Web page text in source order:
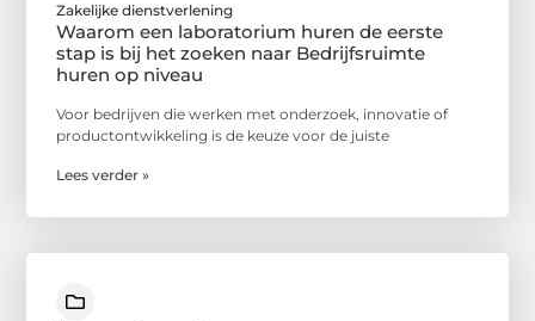
Zakelijke dienstverlening
Waarom een laboratorium huren de eerste
stap is bij het zoeken naar Bedrijfsruimte
huren op niveau
Voor bedrijven die werken met onderzoek, innovatie of
productontwikkeling is de keuze voor de juiste
Lees verder »